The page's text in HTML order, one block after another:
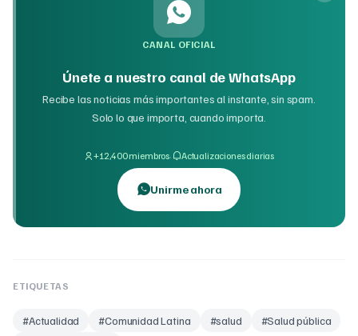
CANAL OFICIAL
Únete a nuestro canal de WhatsApp
Recibe las noticias más importantes al instante, sin spam.
Solo lo que importa, cuando importa.
+12,400 miembros· Actualizaciones diarias
Unirme ahora
ETIQUETAS
#Actualidad #Comunidad Latina #salud #Salud pública